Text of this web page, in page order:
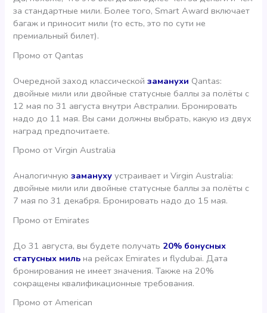
за стандартные мили. Более того, Smart Award включает
багаж и приносит мили (то есть, это по сути не
премиальный билет).
Промо от Qantas
Очередной заход классическойзаманухи Qantas:
двойные мили или двойные статусные баллы за полёты с
12 мая по 31 августа внутри Австралии. Бронировать
надо до 11 мая. Вы сами должны выбрать, какую из двух
наград предпочитаете.
Промо от Virgin Australia
Аналогичнуюзаманухуустраивает и Virgin Australia:
двойные мили или двойные статусные баллы за полёты с
7 мая по 31 декабря. Бронировать надо до 15 мая.
Промо от Emirates
До 31 августа, вы будете получать 20% бонусных
статусных миль на рейсах Emirates и flydubai. Дата
бронирования не имеет значения. Также на 20%
сокращены квалификационные требования.
Промо от American